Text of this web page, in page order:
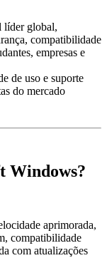
líder global,
compatibilidade
empresas e
de uso e suporte
do mercado
Windows?
aprimorada,
compatibilidade
com atualizações